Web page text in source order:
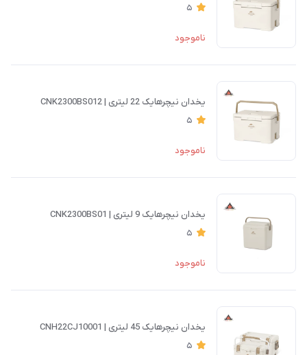
5
ناموجود
یخدان نیچرهایک 22 لیتری | CNK2300BS012
5
ناموجود
یخدان نیچرهایک 9 لیتری | CNK2300BS01
5
ناموجود
یخدان نیچرهایک 45 لیتری | CNH22CJ10001
5